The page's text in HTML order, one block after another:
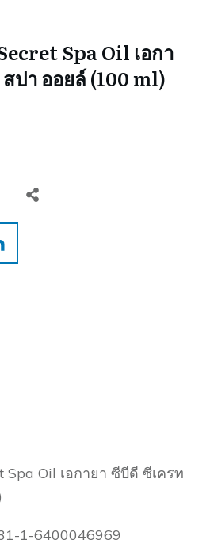
Spa Oil เอกา
ปา ออยล์ (100 ml)
Spa Oil เอกายา ซีบีดี ซีเครท
1-6400046969